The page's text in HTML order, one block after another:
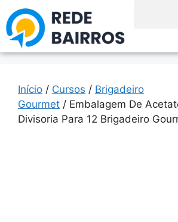
Início / Cursos / Brigadeiro
Gourmet / Embalagem De
Divisoria Para 12 Brigadeiro